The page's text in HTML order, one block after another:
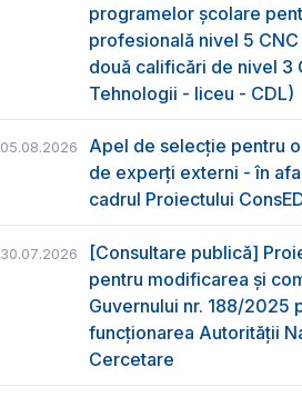
programelor școlare
profesională nivel 5
două calificări de nivel 3
Tehnologii - liceu - CDL)
05.08.2026
Apel de selecție pentru
de experți externi - în
cadrul Proiectului
30.07.2026
[Consultare publică]
pentru modificarea și
Guvernului nr. 188/2025
funcţionarea Autorităţii
Cercetare